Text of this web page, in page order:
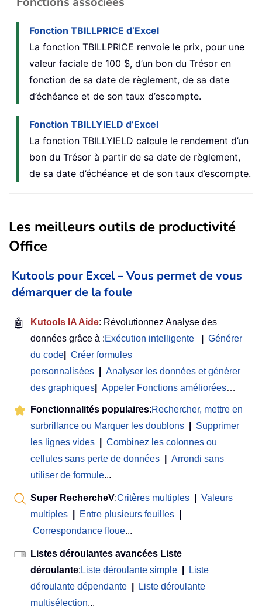
Fonction TBILLPRICE d’Excel
La fonction TBILLPRICE renvoie le prix, pour une
valeur faciale de 100 $, d’un bon du Trésor en
fonction de sa date de règlement, de sa date
d’échéance et de son taux d’escompte.
Fonction TBILLYIELD d’Excel
La fonction TBILLYIELD calcule le rendement d’un
bon du Trésor à partir de sa date de règlement,
de sa date d’échéance et de son taux d’escompte.
Les meilleurs outils de productivité
Office
Kutools pour Excel – Vous permet de vous
démarquer de la foule
🤖 Kutools IA Aide: Révolutionnez Analyse des
données grâce à :Exécution intelligente
Générer
du code
Créer formules
personnalisées
Analyser les données et générer
des graphiques
Appeler Fonctions améliorées…
Fonctionnalités populaires:Rechercher, mettre en
surbrillance ou Marquer les doublons
Supprimer
les lignes vides
Combinez les colonnes ou
cellules sans perte de données
Arrondi sans
utiliser de formule...
Super RechercheV:Critères multiples
Valeurs
multiples
Entre plusieurs feuilles
Correspondance floue...
Listes déroulantes avancées Liste
déroulante: Liste déroulante simple
Liste
déroulante dépendante
Liste déroulante
multisélection...